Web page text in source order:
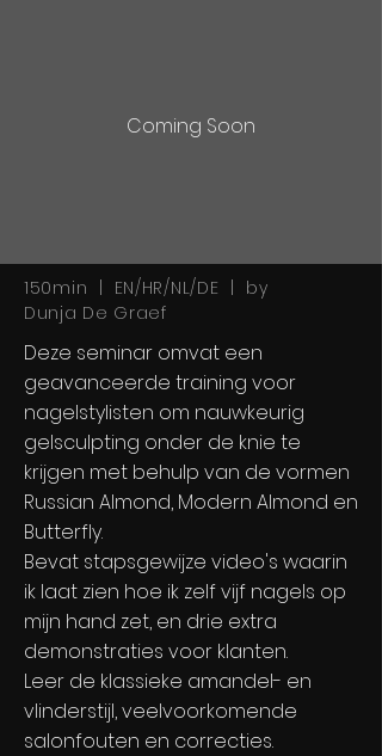
Coming Soon
150min | EN/HR/NL/DE | by
Dunja De Graef
Deze seminar omvat een
geavanceerde training voor
nagelstylisten om nauwkeurig
gelsculpting onder de knie te
krijgen met behulp van de vormen
Russian Almond, Modern Almond en
Butterfly.
Bevat stapsgewijze video's waarin
ik laat zien hoe ik zelf vijf nagels op
mijn hand zet, en drie extra
demonstraties voor klanten.
Leer de klassieke amandel- en
vlinderstijl, veelvoorkomende
salonfouten en correcties.